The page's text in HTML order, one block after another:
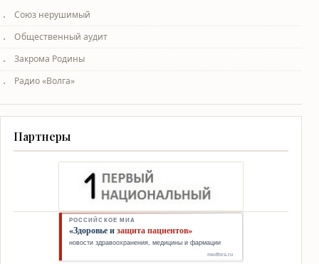
Союз нерушимый
Общественный аудит
Закрома Родины
Радио «Волга»
Партнеры